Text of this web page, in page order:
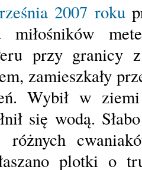
2007 roku
miłośników
przy granicy z
zamieszkały
Wybił w
się wodą.
różnych
plotki o